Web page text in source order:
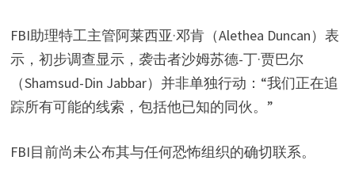
FBI助理特工主管阿莱西亚·邓肯（Alethea Duncan）表
示，初步调查显示，袭击者沙姆苏德-丁·贾巴尔
（Shamsud-Din Jabbar）并非单独行动：“我们正在追
踪所有可能的线索，包括他已知的同伙。”
FBI目前尚未公布其与任何恐怖组织的确切联系。